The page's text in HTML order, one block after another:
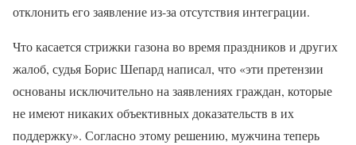
отклонить его заявление из-за отсутствия интеграции.
Что касается стрижки газона во время праздников и других
жалоб, судья Борис Шепард написал, что «эти претензии
основаны исключительно на заявлениях граждан, которые
не имеют никаких объективных доказательств в их
поддержку». Согласно этому решению, мужчина теперь